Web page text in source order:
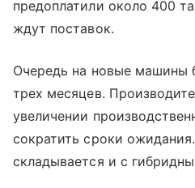
предоплатили около 400
ждут поставок.
Очередь на новые машины
трех месяцев.
увеличении
сократить сроки
складывается и с